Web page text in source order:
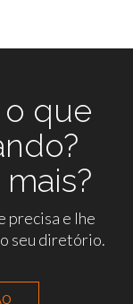
que
precisa e lhe
seu diretório.